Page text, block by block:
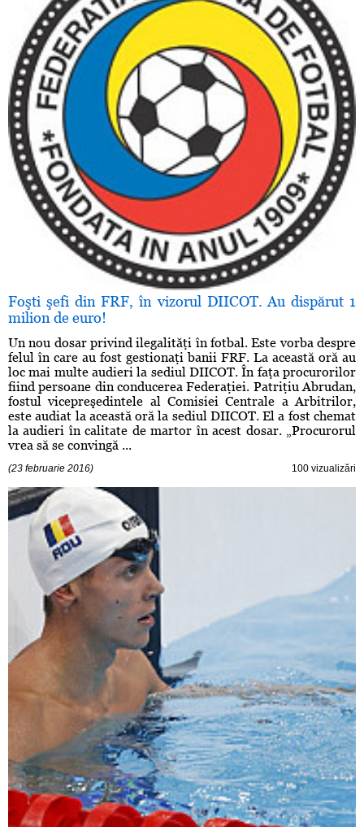
Foşti şefi din FRF, în vizorul DIICOT. Au dispărut 1
milion de euro!
Un nou dosar privind ilegalităţi în fotbal. Este vorba despre
felul în care au fost gestionaţi banii FRF. La această oră au
loc mai multe audieri la sediul DIICOT. În faţa procurorilor
fiind persoane din conducerea Federaţiei. Patriţiu Abrudan,
fostul vicepreşedintele al Comisiei Centrale a Arbitrilor,
este audiat la această oră la sediul DIICOT. El a fost chemat
la audieri în calitate de martor în acest dosar. „Procurorul
vrea să se convingă ...
(23 februarie 2016) 100 vizualizări